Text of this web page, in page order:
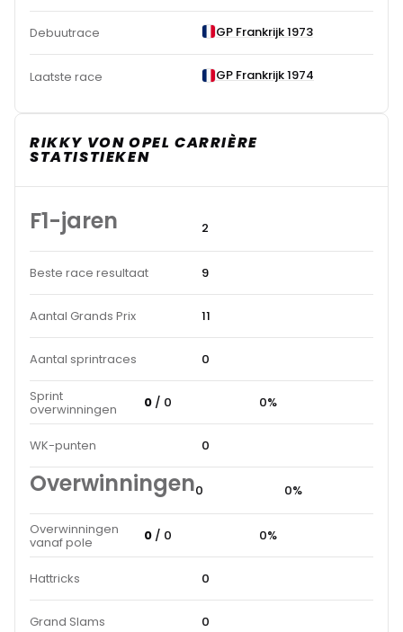
Debuutrace GP Frankrijk 1973
Laatste race GP Frankrijk 1974
RIKKY VON OPEL CARRIÈRE
STATISTIEKEN
F1-jaren 2
Beste race resultaat 9
Aantal Grands Prix 11
Aantal sprintraces 0
Sprint
overwinningen 0 / 0 0%
WK-punten 0
Overwinningen0 0%
Overwinningen
vanaf pole 0 / 0 0%
Hattricks 0
Grand Slams 0